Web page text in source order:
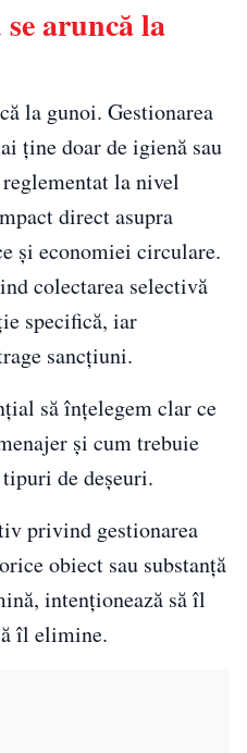
aruncă la
la gunoi. Gestionarea
ține doar de igienă sau
la nivel
direct asupra
și economiei circulare.
colectarea selectivă
specifică, iar
sancțiuni.
să înțelegem clar ce
și cum trebuie
de deșeuri.
privind gestionarea
obiect sau substanță
intenționează să îl
îl elimine.